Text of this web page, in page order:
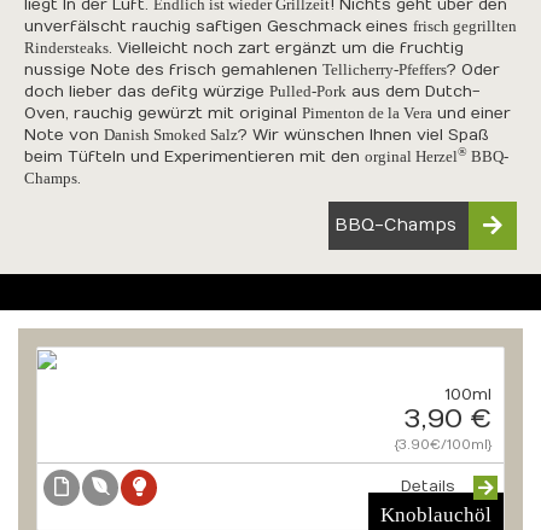
liegt In der Luft. Endlich ist wieder Grillzeit! Nichts geht über den
unverfälscht rauchig saftigen Geschmack eines frisch gegrillten
Rindersteaks. Vielleicht noch zart ergänzt um die fruchtig
nussige Note des frisch gemahlenen Tellicherry-Pfeffers? Oder
doch lieber das defitg würzige Pulled-Pork aus dem Dutch-
Oven, rauchig gewürzt mit original Pimenton de la Vera und einer
Note von Danish Smoked Salz? Wir wünschen Ihnen viel Spaß
beim Tüfteln und Experimentieren mit den orginal Herzel® BBQ-
Champs.
BBQ-Champs
Knoblauchöl
100ml
3,90 €
{3.90€/100ml}
Details